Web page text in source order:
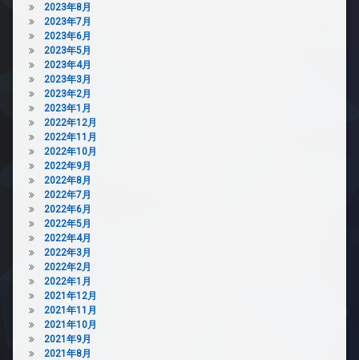
2023年8月
2023年7月
2023年6月
2023年5月
2023年4月
2023年3月
2023年2月
2023年1月
2022年12月
2022年11月
2022年10月
2022年9月
2022年8月
2022年7月
2022年6月
2022年5月
2022年4月
2022年3月
2022年2月
2022年1月
2021年12月
2021年11月
2021年10月
2021年9月
2021年8月